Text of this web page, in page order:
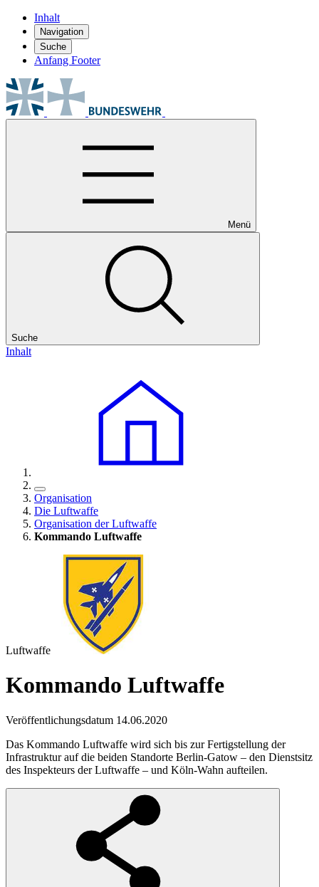
Inhalt
Navigation
Suche
Anfang Footer
Menü
Suche
Inhalt
Organisation
Die Luftwaffe
Organisation der Luftwaffe
Kommando Luftwaffe
Luftwaffe
Kommando Luftwaffe
Veröffentlichungsdatum 14.06.2020
Das Kommando Luftwaffe wird sich bis zur Fertigstellung der
Infrastruktur auf die beiden Standorte Berlin-Gatow – den Dienstsitz
des Inspekteurs der Luftwaffe – und Köln-Wahn aufteilen.